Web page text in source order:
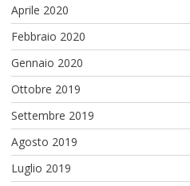
Aprile 2020
Febbraio 2020
Gennaio 2020
Ottobre 2019
Settembre 2019
Agosto 2019
Luglio 2019